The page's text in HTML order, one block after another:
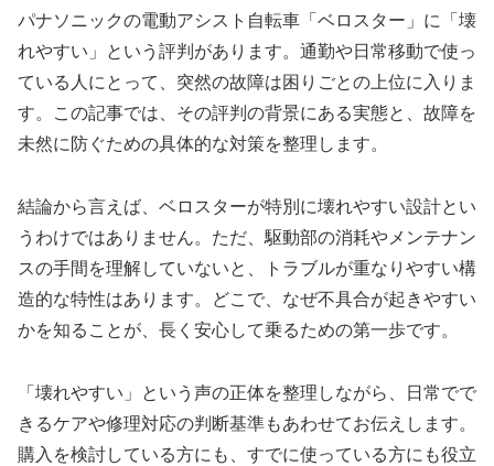
パナソニックの電動アシスト自転車「ベロスター」に「壊
れやすい」という評判があります。通勤や日常移動で使っ
ている人にとって、突然の故障は困りごとの上位に入りま
す。この記事では、その評判の背景にある実態と、故障を
未然に防ぐための具体的な対策を整理します。
結論から言えば、ベロスターが特別に壊れやすい設計とい
うわけではありません。ただ、駆動部の消耗やメンテナン
スの手間を理解していないと、トラブルが重なりやすい構
造的な特性はあります。どこで、なぜ不具合が起きやすい
かを知ることが、長く安心して乗るための第一歩です。
「壊れやすい」という声の正体を整理しながら、日常でで
きるケアや修理対応の判断基準もあわせてお伝えします。
購入を検討している方にも、すでに使っている方にも役立